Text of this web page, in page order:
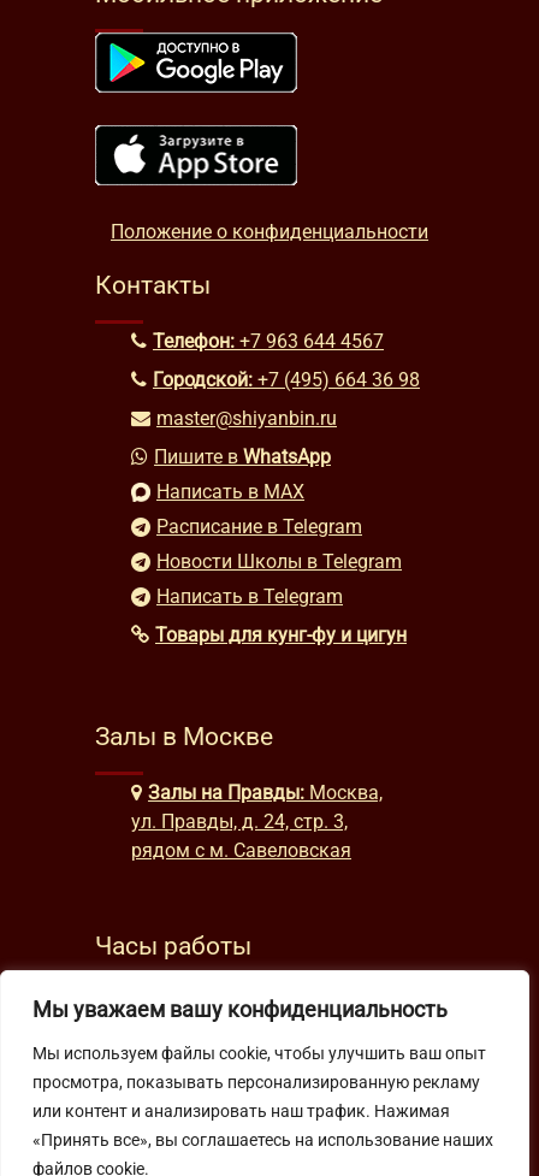
Мы уважаем вашу конфиденциальность
Мы используем файлы cookie, чтобы улучшить ваш опыт
просмотра, показывать персонализированную рекламу
или контент и анализировать наш трафик. Нажимая
«Принять все», вы соглашаетесь на использование наших
файлов cookie.
Положение о конфиденциальности
Контакты
Телефон: +7 963 644 4567
Городской: +7 (495) 664 36 98
master@shiyanbin.ru
Пишите в WhatsApp
Написать в MAX
Расписание в Telegram
Новости Школы в Telegram
Написать в Telegram
Товары для кунг-фу и цигун
Залы в Москве
Залы на Правды: Москва,
ул. Правды, д. 24, стр. 3,
рядом с м. Савеловская
Часы работы
будни: с 9:00 до 22:00
Подпишитесь на нашу рассылку